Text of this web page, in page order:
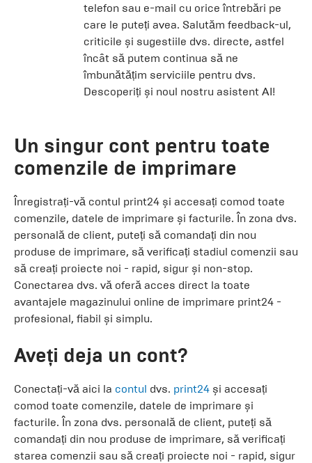
telefon sau e-mail cu orice întrebări pe
care le puteți avea. Salutăm feedback-ul,
criticile și sugestiile dvs. directe, astfel
încât să putem continua să ne
îmbunătățim serviciile pentru dvs.
Descoperiți și noul nostru asistent AI!
Un singur cont pentru toate
comenzile de imprimare
Înregistrați-vă contul print24 și accesați comod toate
comenzile, datele de imprimare și facturile. În zona dvs.
personală de client, puteți să comandați din nou
produse de imprimare, să verificați stadiul comenzii sau
să creați proiecte noi - rapid, sigur și non-stop.
Conectarea dvs. vă oferă acces direct la toate
avantajele magazinului online de imprimare print24 -
profesional, fiabil și simplu.
Aveți deja un cont?
Conectați-vă aici la contul dvs. print24 și accesați
comod toate comenzile, datele de imprimare și
facturile. În zona dvs. personală de client, puteți să
comandați din nou produse de imprimare, să verificați
starea comenzii sau să creați proiecte noi - rapid, sigur